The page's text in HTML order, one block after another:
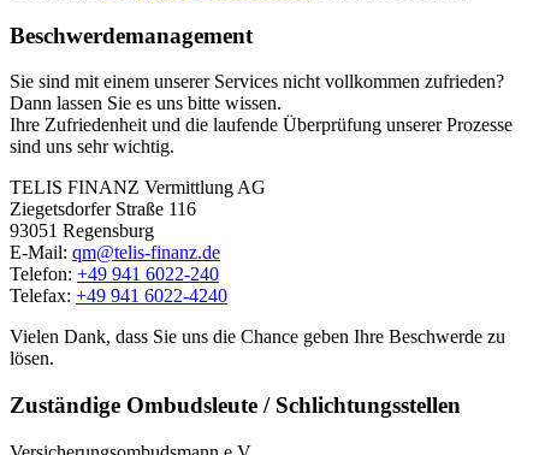
Beschwerdemanagement
Sie sind mit einem unserer Services nicht vollkommen zufrieden?
Dann lassen Sie es uns bitte wissen.
Ihre Zufriedenheit und die laufende Überprüfung unserer Prozesse
sind uns sehr wichtig.
TELIS FINANZ Vermittlung AG
Ziegetsdorfer Straße 116
93051 Regensburg
E-Mail: qm@telis-finanz.de
Telefon: +49 941 6022-240
Telefax: +49 941 6022-4240
Vielen Dank, dass Sie uns die Chance geben Ihre Beschwerde zu
lösen.
Zuständige Ombudsleute / Schlichtungsstellen